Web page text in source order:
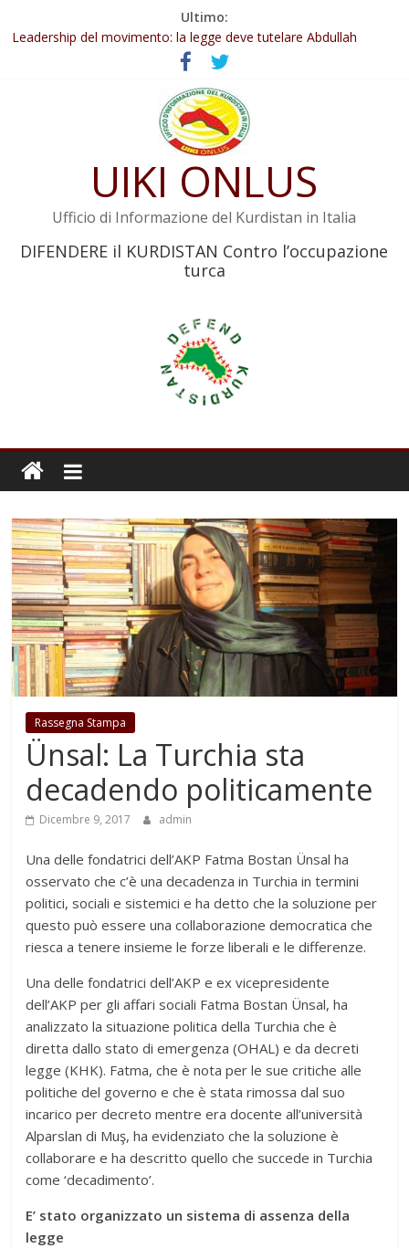
Ultimo:
Abdullah Öcalan: Le legge negativa deve essere trasformata in
legge positiva
Leadership del movimento: la legge deve tutelare Abdullah
Commissione donne del KNK: Şengal è di nuovo sotto minaccia
Non tenere conto della situazione di Rêber Apo ostacolerebbe
Il KNK chiede un’azione internazionale contro i crimini di guerra
UIKI ONLUS
Ufficio di Informazione del Kurdistan in Italia
DIFENDERE il KURDISTAN Contro l’occupazione
turca
Rassegna Stampa
Ünsal: La Turchia sta
decadendo politicamente
Dicembre 9, 2017 admin
Una delle fondatrici dell’AKP Fatma Bostan Ünsal ha
osservato che c’è una decadenza in Turchia in termini
politici, sociali e sistemici e ha detto che la soluzione per
questo può essere una collaborazione democratica che
riesca a tenere insieme le forze liberali e le differenze.
Una delle fondatrici dell’AKP e ex vicepresidente
dell’AKP per gli affari sociali Fatma Bostan Ünsal, ha
analizzato la situazione politica della Turchia che è
diretta dallo stato di emergenza (OHAL) e da decreti
legge (KHK). Fatma, che è nota per le sue critiche alle
politiche del governo e che è stata rimossa dal suo
incarico per decreto mentre era docente all’università
Alparslan di Muş, ha evidenziato che la soluzione è
collaborare e ha descritto quello che succede in Turchia
come ‘decadimento’.
E’ stato organizzato un sistema di assenza della
legge